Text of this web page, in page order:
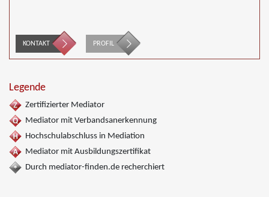
KONTAKT PROFIL
Legende
Zertifizierter Mediator
Mediator mit Verbandsanerkennung
Hochschulabschluss in Mediation
Mediator mit Ausbildungszertifikat
Durch mediator-finden.de recherchiert